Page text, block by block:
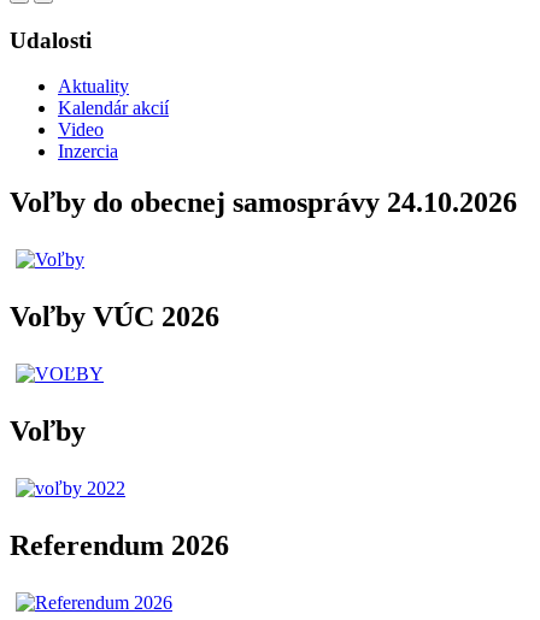
Udalosti
Aktuality
Kalendár akcií
Video
Inzercia
Voľby do obecnej samosprávy 24.10.2026
Voľby VÚC 2026
Voľby
Referendum 2026